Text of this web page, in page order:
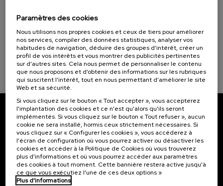
...
Gratuit
Dernières
places
Gratuit
Date
passée
Liste
d'attente
Période
d'inscription
terminée
Abonnez-vous à notre bulletin
Inscrivez-vous pour être le premier à recevoir les
actualités de l'UIK.
S'abonner
Paramètres des cookies
Nous utilisons nos propres cookies et ceux de tiers pour améliorer
nos services, compiler des données statistiques, analyser vos
habitudes de navigation, déduire des groupes d’intérêt, créer un
profil de vos intérêts et vous montrer des publicités pertinentes
sur d’autres sites. Cela nous permet de personnaliser le contenu
que nous proposons et d’obtenir des informations sur les rubriques
qui suscitent l’intérêt, tout en nous permettant d’améliorer le site
Web et sa sécurité.
Si vous cliquez sur le bouton « Tout accepter », vous accepterez
l'implantation des cookies et ce n'est qu'alors qu'ils seront
implémentés. Si vous cliquez sur le bouton « Tout refuser », aucun
cookie ne sera installé, hormis ceux strictement nécessaires. Si
vous cliquez sur « Configurer les cookies », vous accéderez à
l'écran de configuration où vous pourrez activer ou désactiver les
cookies et accéder à la Politique de Cookies où vous trouverez
plus d'informations et où vous pourrez accéder aux paramètres
des cookies à tout moment. Cette bannière restera active jusqu'à
ce que vous exécutiez l'une de ces deux options »
Plus d'informations